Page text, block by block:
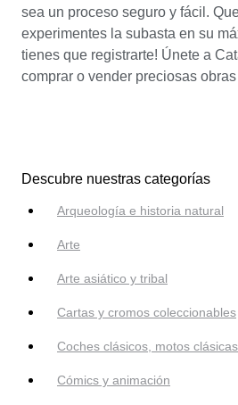
sea un proceso seguro y fácil.
experimentes la subasta en su
tienes que registrarte! Únete a
comprar o vender preciosas
Descubre nuestras categorías
Arqueología e historia natural
Arte
Arte asiático y tribal
Cartas y cromos coleccionables
Coches clásicos, motos
Cómics y animación